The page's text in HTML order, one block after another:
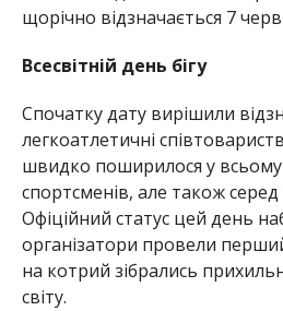
щорічно відзначається 7
Всесвітній день бігу
Спочатку дату вирішили
легкоатлетичні
швидко поширилося у всьому
спортсменів, але також серед
Офіційний статус цей день
організатори провели
на котрий зібрались
світу.